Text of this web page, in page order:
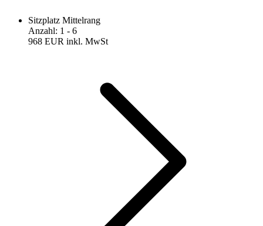
Sitzplatz Mittelrang
Anzahl: 1 - 6
968 EUR inkl. MwSt